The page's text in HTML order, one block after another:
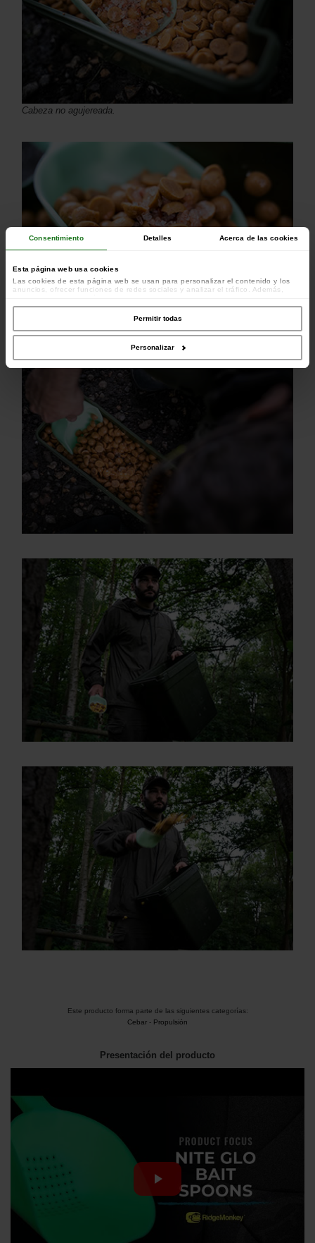
Consentimiento Detalles Acerca de las cookies
Esta página web usa cookies
Las cookies de esta página web se usan para personalizar el contenido y los
anuncios, ofrecer funciones de redes sociales y analizar el tráfico. Además,
colaboradores de redes sociales, publicidad y análisis web, quienes pueden
combinarla con otra información que les haya proporcionado o que hayan
recopilado a partir del uso que haya hecho de sus servicios.
Permitir todas
Personalizar
Cabeza no agujereada.
Este producto forma parte de las siguientes categorías:
Cebar - Propulsión
Presentación del producto